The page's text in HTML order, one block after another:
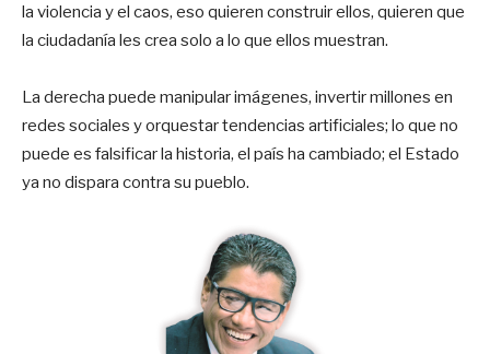
la violencia y el caos, eso quieren construir ellos, quieren que
la ciudadanía les crea solo a lo que ellos muestran.
La derecha puede manipular imágenes, invertir millones en
redes sociales y orquestar tendencias artificiales; lo que no
puede es falsificar la historia, el país ha cambiado; el Estado
ya no dispara contra su pueblo.